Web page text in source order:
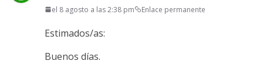
el 8 agosto a las 2:38 pm Enlace permanente
Estimados/as:
Buenos días.